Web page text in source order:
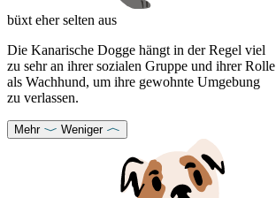
büxt eher selten aus
Die Kanarische Dogge hängt in der Regel viel
zu sehr an ihrer sozialen Gruppe und ihrer Rolle
als Wachhund, um ihre gewohnte Umgebung
zu verlassen.
Mehr Weniger